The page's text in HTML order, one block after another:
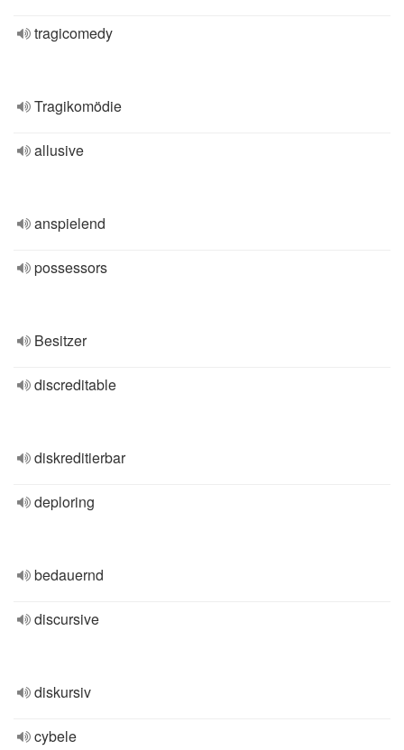
tragicomedy
Tragikomödie
allusive
anspielend
possessors
Besitzer
discreditable
diskreditierbar
deploring
bedauernd
discursive
diskursiv
cybele